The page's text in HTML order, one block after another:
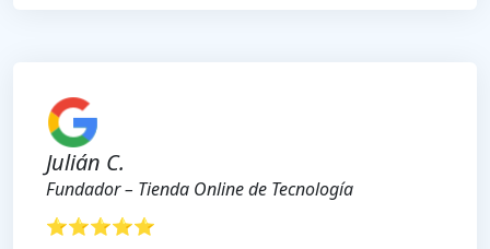
Julián C.
Fundador – Tienda Online de Tecnología
⭐⭐⭐⭐⭐